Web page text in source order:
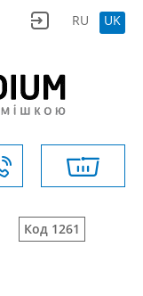
RU UK
Код 1261